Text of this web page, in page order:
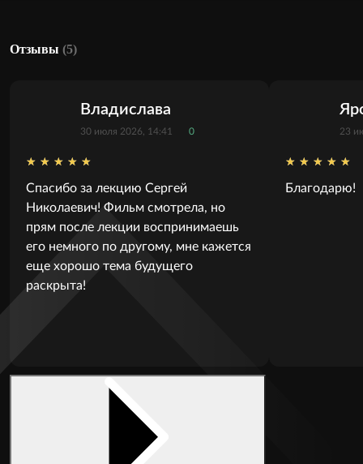
Отзывы (5)
Владислава
30 июля 2026, 14:41 0
Спасибо за лекцию Сергей
Николаевич! Фильм смотрела, но
прям после лекции воспринимаешь
его немного по другому, мне кажется
еще хорошо тема будущего
раскрыта!
23
Благодарю!